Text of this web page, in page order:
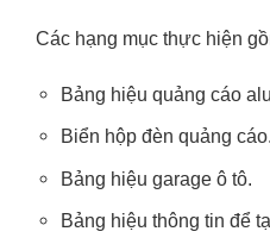
Các hạng mục thực hiện
Bảng hiệu quảng cáo
Biển hộp đèn quảng cáo.
Bảng hiệu garage ô tô.
Bảng hiệu thông tin để